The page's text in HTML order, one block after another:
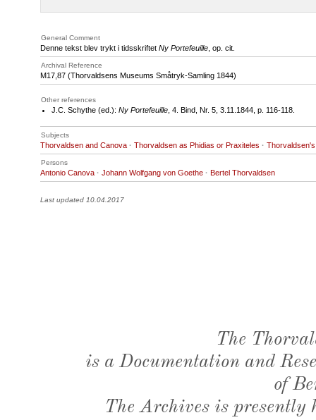
General Comment
Denne tekst blev trykt i tidsskriftet Ny Portefeuille , op. cit.
Archival Reference
M17 ,87 (Thorvaldsens Museums Småtryk-Samling 1844)
Other references
J.C. Schythe (ed.): Ny Portefeuille , 4. Bind, Nr. 5, 3.11.1844, p. 116-118.
Subjects
Thorvaldsen and Canova · Thorvaldsen as Phidias or Praxiteles ·
Persons
Antonio Canova · Johann Wolfgang von Goethe · Bertel Thorvaldsen
Last updated 10.04.2017
The
is a Documentation and
of
The Archives is presently